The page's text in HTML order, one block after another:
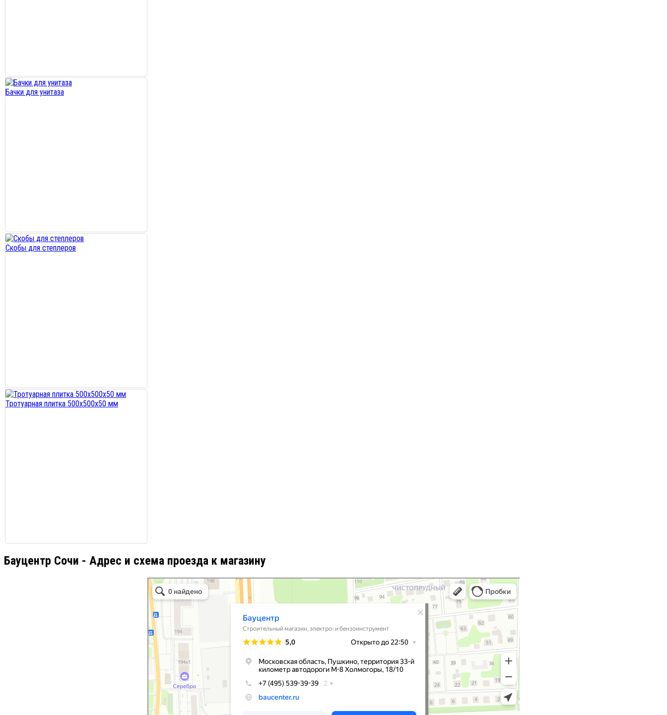
Бачки для унитаза
Скобы для степлеров
Тротуарная плитка 500х500х50 мм
Бауцентр Сочи - Адрес и схема проезда к магазину
Бауцентр
Строительный гипермаркет в Пушкино
Мебель для кухни в Пушкино